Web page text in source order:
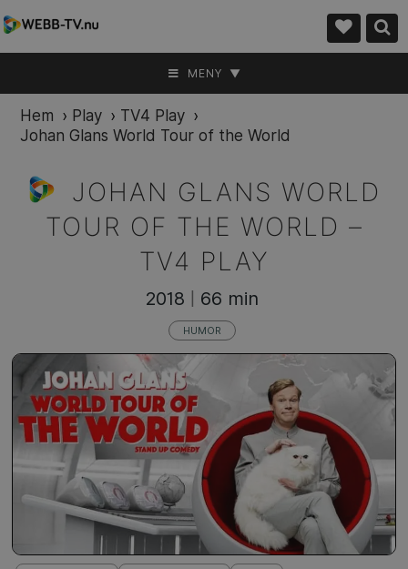
MENY ▼
Hem › Play › TV4 Play ›
Johan Glans World Tour of the World
JOHAN GLANS WORLD
TOUR OF THE WORLD –
TV4 PLAY
2018 66 min
HUMOR